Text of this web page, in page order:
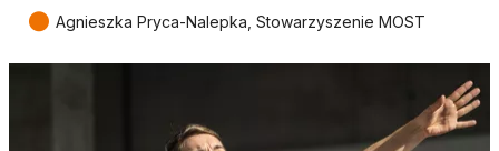
● Agnieszka Pryca-Nalepka, Stowarzyszenie MOST